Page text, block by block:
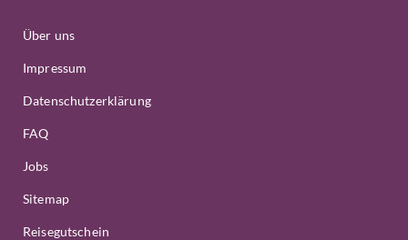
Über uns
Impressum
Datenschutzerklärung
FAQ
Jobs
Sitemap
Reisegutschein